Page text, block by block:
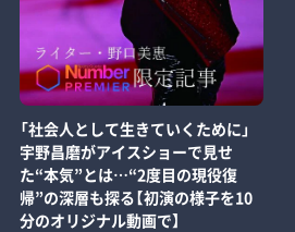
「社会人として生きていくために」
宇野昌磨がアイスショーで見せ
た“本気”とは…“2度目の現役復
帰”の深層も探る【初演の様子を10
分のオリジナル動画で】